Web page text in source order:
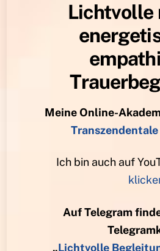
Lichtvolle
Meine Online-
Ich bin auch auf
Auf Telegram
„Lichtvolle